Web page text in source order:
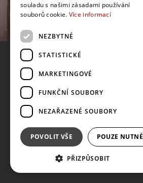
souladu s našimi zásadami používání
souborů cookie. Více informací
NEZBYTNÉ
STATISTICKÉ
MARKETINGOVÉ
FUNKČNÍ SOUBORY
NEZAŘAZENÉ SOUBORY
POVOLIT VŠE POUZE NUTNÉ
PŘIZPŮSOBIT